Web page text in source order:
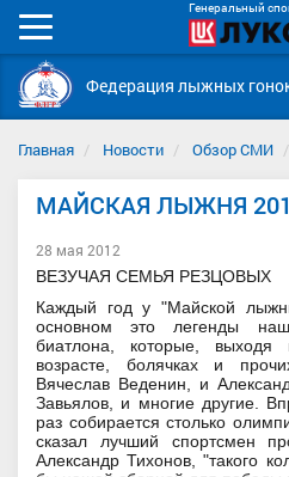
Генеральный
Мобильное
меню
Федерация лыжных
Главная Новости Обзор СМИ
МАЙСКАЯ ЛЫЖНЯ
28 мая 2012
ВЕЗУЧАЯ СЕМЬЯ РЕЗЦОВЫХ
Каждый год у "Майской
основном это легенды
биатлона, которые,
возрасте, болячках и
Вячеслав Веденин, и
Завьялов, и многие другие.
раз собирается столько
сказал лучший спортсмен
Александр Тихонов, "такого